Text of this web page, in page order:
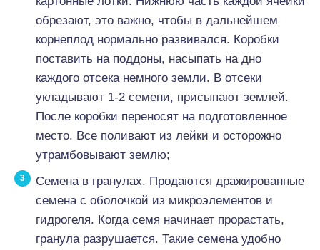
обрезают, это важно, чтобы в дальнейшем
корнеплод нормально развивался. Коробки
поставить на поддоны, насыпать на дно
каждого отсека немного земли. В отсеки
укладывают 1-2 семени, присыпают землей.
После коробки переносят на подготовленное
место. Все поливают из лейки и осторожно
утрамбовывают землю;
Семена в гранулах. Продаются дражированные
семена с оболочкой из микроэлементов и
гидрогеля. Когда семя начинает прорастать,
гранула разрушается. Такие семена удобно